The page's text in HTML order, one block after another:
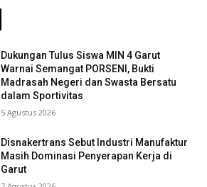
Dukungan Tulus Siswa MIN 4 Garut
Warnai Semangat PORSENI, Bukti
Madrasah Negeri dan Swasta Bersatu
dalam Sportivitas
5 Agustus 2026
Disnakertrans Sebut Industri Manufaktur
Masih Dominasi Penyerapan Kerja di
Garut